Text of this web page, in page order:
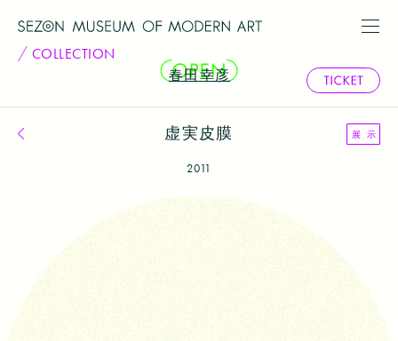
COLLECTION
春田幸彦
コレクション一覧へ戻る 展 示
虚実皮膜
2011